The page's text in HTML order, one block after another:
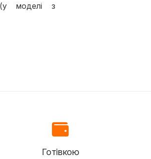
моделі з
Готівкою